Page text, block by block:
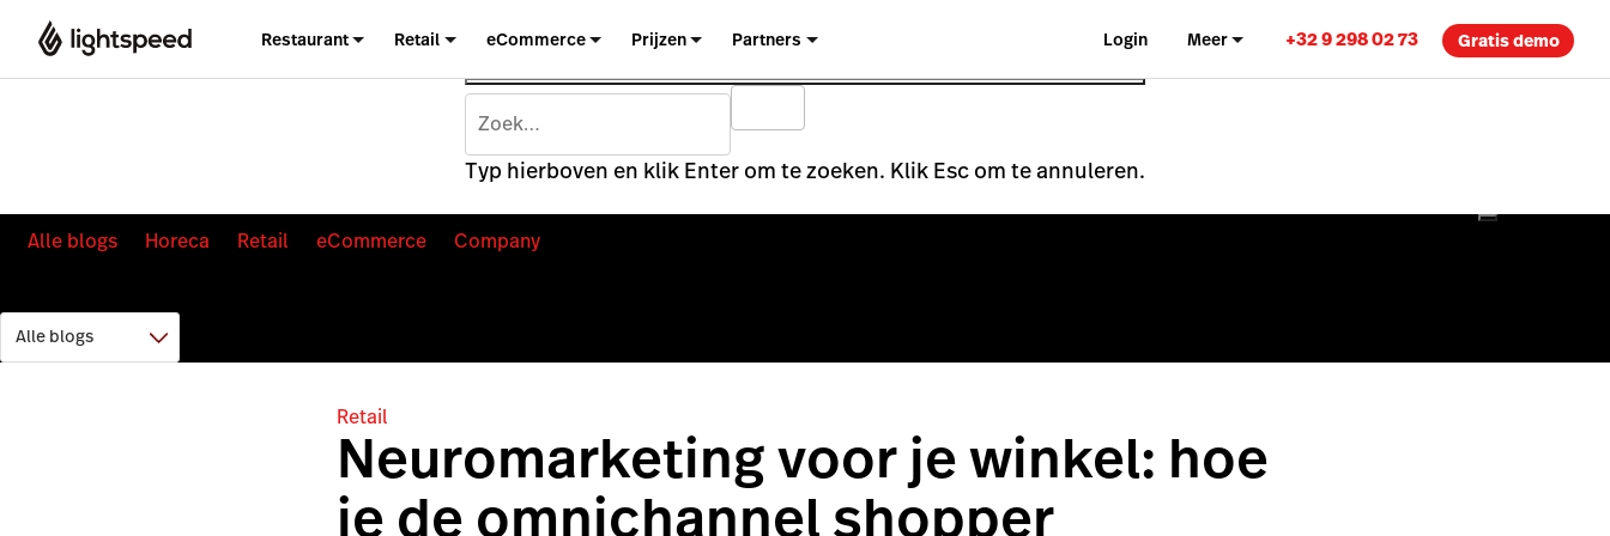
Restaurant Retail eCommerce Prijzen Partners Login Meer +32 9 298 02 73 Gratis demo
Typ hierboven en klik Enter om te zoeken. Klik Esc om te annuleren.
Alle blogs Horeca Retail eCommerce Company
Retail
Neuromarketing voor je winkel: hoe
je de omnichannel shopper